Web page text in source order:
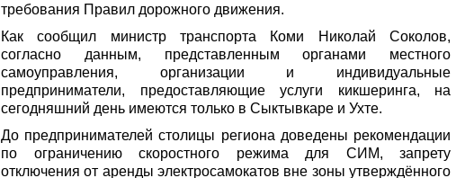
требования Правил дорожного движения.
Как сообщил министр транспорта Коми Николай Соколов,
согласно данным, представленным органами местного
самоуправления, организации и индивидуальные
предприниматели, предоставляющие услуги кикшеринга, на
сегодняшний день имеются только в Сыктывкаре и Ухте.
До предпринимателей столицы региона доведены рекомендации
по ограничению скоростного режима для СИМ, запрету
отключения от аренды электросамокатов вне зоны утверждённого